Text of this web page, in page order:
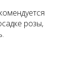
розы,